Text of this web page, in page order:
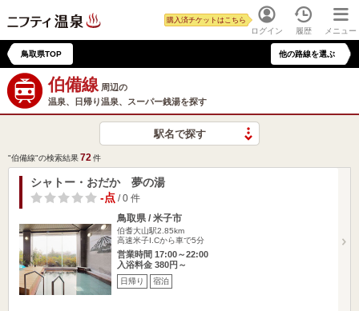
ログイン
購入済チケットはこちら
履歴 メニュー
鳥取県TOP 他の路線を選ぶ
伯備線 周辺の
温泉、日帰り温泉、スーパー銭湯を探す
駅名で探す
"伯備線"の検索結果72 件
シャトー・おだか 夢の湯
-点 / 0 件
鳥取県 / 米子市
伯耆大山駅2.85km
高速米子I.Cから車で5分
営業時間 17:00～22:00
入浴料金 380円～
日帰り 宿泊